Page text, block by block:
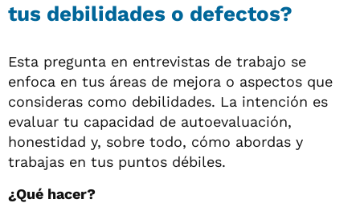
tus debilidades o defectos?
Esta pregunta en entrevistas de trabajo se
enfoca en tus áreas de mejora o aspectos que
consideras como debilidades. La intención es
evaluar tu capacidad de autoevaluación,
honestidad y, sobre todo, cómo abordas y
trabajas en tus puntos débiles.
¿Qué hacer?